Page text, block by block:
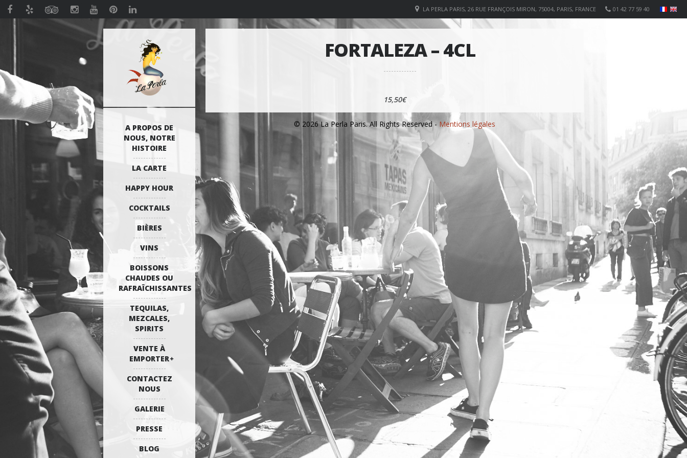
01 42 77 59 40
LA PERLA PARIS, 26 RUE FRANÇOIS MIRON, 75004, PARIS, FRANCE
A PROPOS DE
NOUS, NOTRE
HISTOIRE
LA CARTE
HAPPY HOUR
COCKTAILS
BIÈRES
VINS
BOISSONS
CHAUDES OU
RAFRAÎCHISSANTES
TEQUILAS,
MEZCALES,
SPIRITS
VENTE À
EMPORTER
CONTACTEZ
NOUS
GALERIE
PRESSE
BLOG
FORTALEZA – 4CL
15,50€
© 2026 La Perla Paris. All Rights Reserved -Mentions légales